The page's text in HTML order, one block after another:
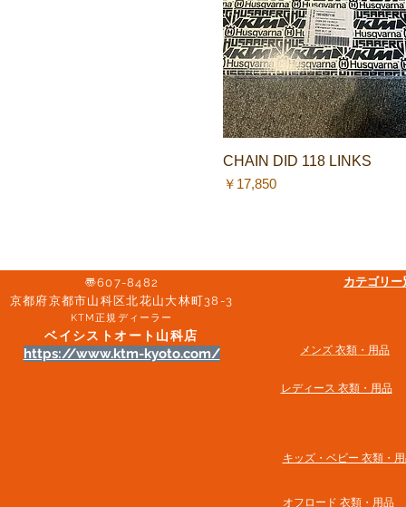
クイックビュー
CHAIN DID 118 LINKS
価格
￥17,850
〠607-8482
京都府京都市山科区北花山大林町38-3​
KTM正規ディーラー
ベイシストオート山科店
https://www.ktm-kyoto.com/
カテゴリ
メンズ 衣類・用品
​レディース 衣類・用品
キッズ・ベビー 衣類・
オフロード 衣類・用品